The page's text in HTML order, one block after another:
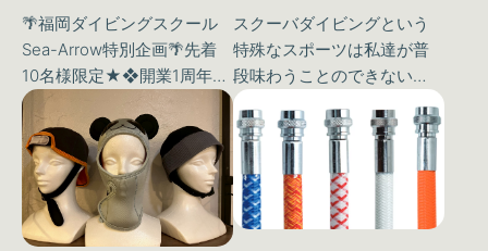
はどっち派でしょうか
(^^？
🌴福岡ダイビングスクール
Sea-Arrow特別企画🌴先着
10名様限定★❖開業1周年記
念！ダイビングライセンス
取得キャンペーン❖スクー
バダイビングという特殊な
スポーツは私達が普段味わ
うことのできない《水…
グで意識したことが良いこ
ととは。
スクーバダイビングという
特殊なスポーツは私達が普
段味わうことのできない
《水中世界》を体験するこ
とが可能です♪しかしダイビ
ングを趣味にしたり、楽し
んでいく為にはライセンス
（資格）が必要になってき
ます。そ…